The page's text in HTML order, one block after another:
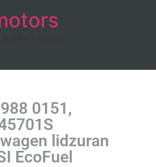
0151,
lidzuran
EcoFuel